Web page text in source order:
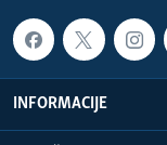
INFORMACIJE